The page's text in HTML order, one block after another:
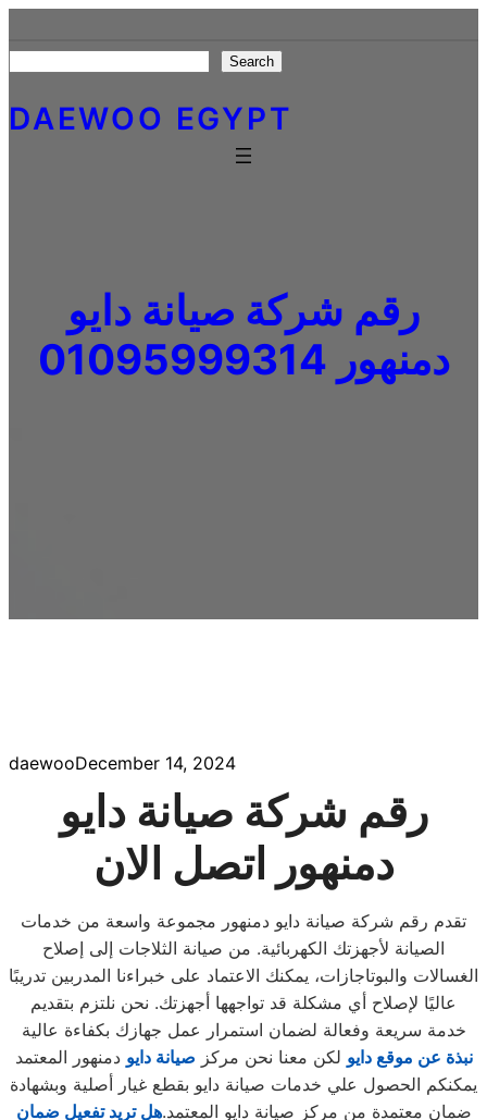
to
content
Search
DAEWOO EGYPT
رقم شركة صيانة دايو
دمنهور 01095999314
daewooDecember 14, 2024
رقم شركة صيانة دايو
دمنهور اتصل الان
تقدم رقم شركة صيانة دايو دمنهور مجموعة واسعة من خدمات
الصيانة لأجهزتك الكهربائية. من صيانة الثلاجات إلى إصلاح
الغسالات والبوتاجازات، يمكنك الاعتماد على خبراءنا المدربين تدريبًا
عاليًا لإصلاح أي مشكلة قد تواجهها أجهزتك. نحن نلتزم بتقديم
خدمة سريعة وفعالة لضمان استمرار عمل جهازك بكفاءة عالية
نبذة عن موقع دايو لكن معنا نحن مركز صيانة دايو دمنهور المعتمد
يمكنكم الحصول علي خدمات صيانة دايو بقطع غيار أصلية وبشهادة
ضمان معتمدة من مركز صيانة دايو المعتمد.هل تريد تفعيل ضمان